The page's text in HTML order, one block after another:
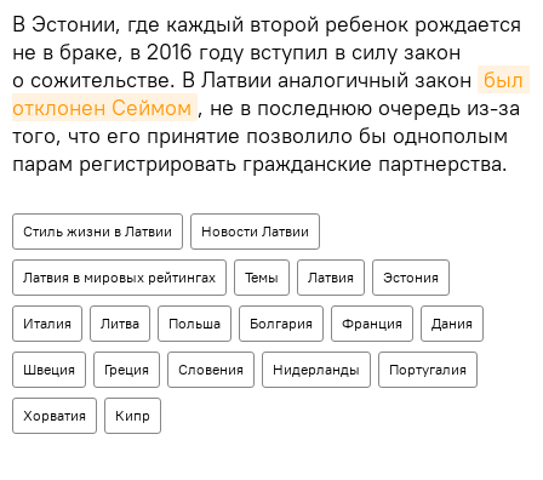
В Эстонии, где каждый второй ребенок рождается
не в браке, в 2016 году вступил в силу закон
о сожительстве. В Латвии аналогичный закон был
отклонен Сеймом , не в последнюю очередь из-за
того, что его принятие позволило бы однополым
парам регистрировать гражданские партнерства.
Стиль жизни в Латвии Новости Латвии
Латвия в мировых рейтингах Темы Латвия Эстония
Италия Литва Польша Болгария Франция Дания
Швеция Греция Словения Нидерланды Португалия
Хорватия Кипр